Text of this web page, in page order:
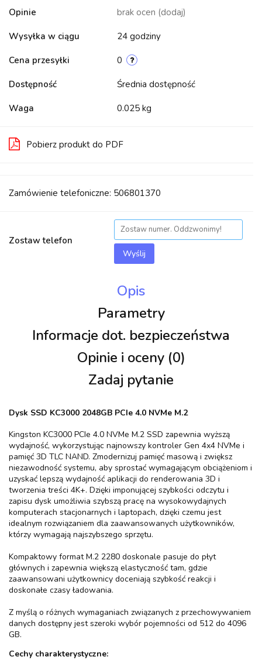
Opinie brak ocen (dodaj)
Wysyłka w ciągu 24 godziny
Cena przesyłki 0
Dostępność Średnia dostępność
Waga 0.025 kg
Pobierz produkt do PDF
Zamówienie telefoniczne: 506801370
Zostaw telefon
Wyślij
Opis
Parametry
Informacje dot. bezpieczeństwa
Opinie i oceny (0)
Zadaj pytanie
Dysk SSD KC3000 2048GB PCIe 4.0 NVMe M.2
Kingston KC3000 PCIe 4.0 NVMe M.2 SSD zapewnia wyższą
wydajność, wykorzystując najnowszy kontroler Gen 4x4 NVMe i
pamięć 3D TLC NAND. Zmodernizuj pamięć masową i zwiększ
niezawodność systemu, aby sprostać wymagającym obciążeniom i
uzyskać lepszą wydajność aplikacji do renderowania 3D i
tworzenia treści 4K+. Dzięki imponującej szybkości odczytu i
zapisu dysk umożliwia szybszą pracę na wysokowydajnych
komputerach stacjonarnych i laptopach, dzięki czemu jest
idealnym rozwiązaniem dla zaawansowanych użytkowników,
którzy wymagają najszybszego sprzętu.
Kompaktowy format M.2 2280 doskonale pasuje do płyt
głównych i zapewnia większą elastyczność tam, gdzie
zaawansowani użytkownicy doceniają szybkość reakcji i
doskonałe czasy ładowania.
Z myślą o różnych wymaganiach związanych z przechowywaniem
danych dostępny jest szeroki wybór pojemności od 512 do 4096
GB.
Cechy charakterystyczne: